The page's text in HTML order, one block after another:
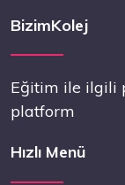
BizimKolej
Eğitim ile ilgili
platform
Hızlı Menü